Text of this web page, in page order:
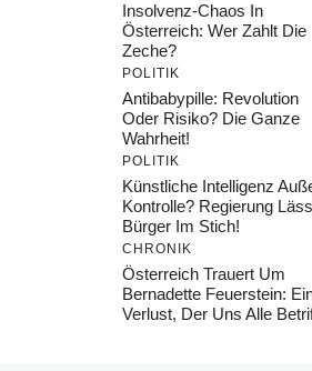
Insolvenz-Chaos In
Österreich: Wer Zahlt Die
Zeche?
POLITIK
Antibabypille: Revolution
Oder Risiko? Die Ganze
Wahrheit!
POLITIK
Künstliche Intelligenz
Kontrolle? Regierung
Bürger Im Stich!
CHRONIK
Österreich Trauert Um
Bernadette Feuerstein:
Verlust, Der Uns Alle